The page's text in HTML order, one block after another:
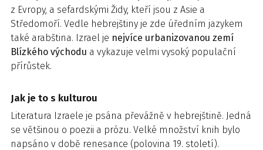
z Evropy, a sefardskými Židy, kteří jsou z Asie a
Středomoří. Vedle hebrejštiny je zde úředním jazykem
také arabština. Izrael je nejvíce urbanizovanou zemí
Blízkého východu a vykazuje velmi vysoký populační
přírůstek.
Jak je to s kulturou
Literatura Izraele je psána převážně v hebrejštině. Jedná
se většinou o poezii a prózu. Velké množství knih bylo
napsáno v době renesance (polovina 19. století).